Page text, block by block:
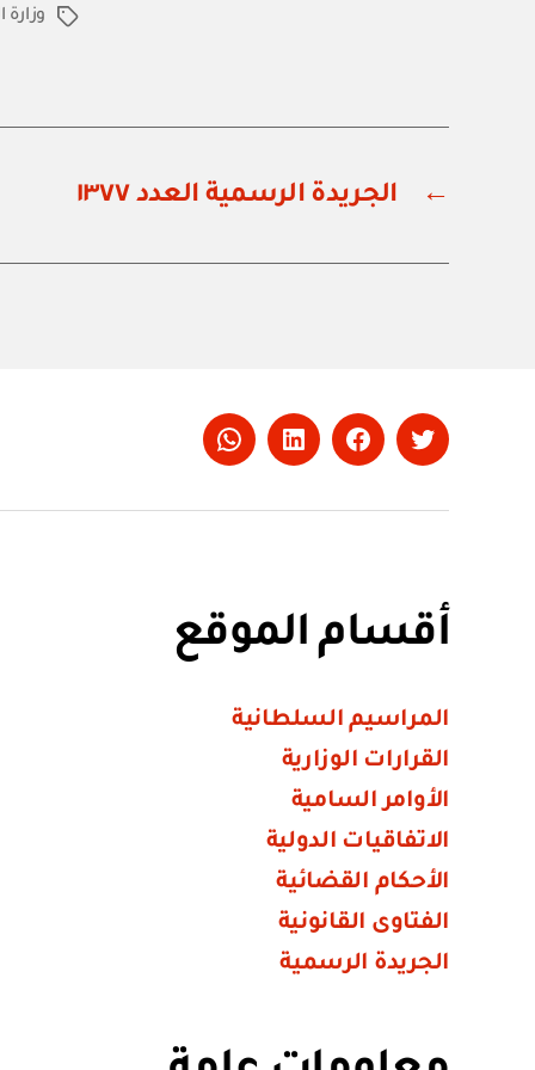
الوسوم
وزارة
← الجريدة الرسمية العدد ١٣٧٧
Twitter
Facebook
LinkedIn
Whatsapp
أقسام الموقع
المراسيم السلطانية
القرارات الوزارية
الأوامر السامية
الاتفاقيات الدولية
الأحكام القضائية
الفتاوى القانونية
الجريدة الرسمية